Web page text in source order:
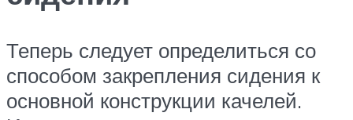
Теперь следует определиться со
способом закрепления сидения к
основной конструкции качелей.